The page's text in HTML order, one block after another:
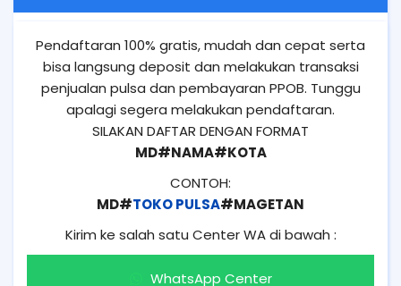
Pendaftaran 100% gratis, mudah dan cepat serta
bisa langsung deposit dan melakukan transaksi
penjualan pulsa dan pembayaran PPOB. Tunggu
apalagi segera melakukan pendaftaran.
SILAKAN DAFTAR DENGAN FORMAT
MD#NAMA#KOTA
CONTOH:
MD#TOKO PULSA#MAGETAN
Kirim ke salah satu Center WA di bawah :
WhatsApp Center